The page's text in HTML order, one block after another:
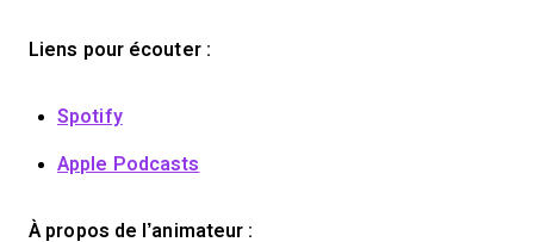
Liens pour écouter :
Spotify
Apple Podcasts
À propos de l’animateur :